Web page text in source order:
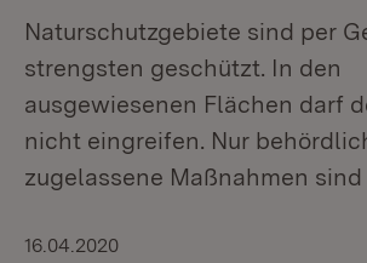
Naturschutzgebiete sind per
strengsten geschützt. In den
ausgewiesenen Flächen darf
nicht eingreifen. Nur
zugelassene Maßnahmen
16.04.2020